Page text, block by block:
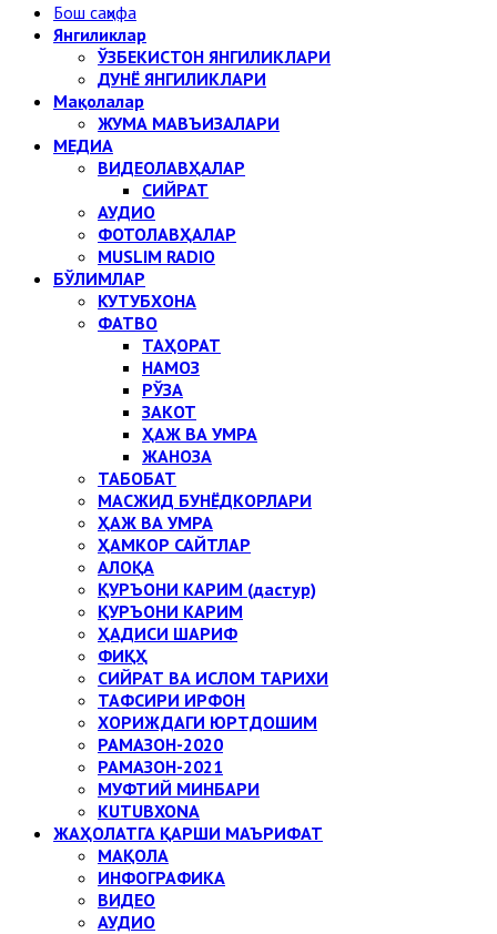
Бош саҳифа
Янгиликлар
ЎЗБЕКИСТОН ЯНГИЛИКЛАРИ
ДУНЁ ЯНГИЛИКЛАРИ
Мақолалар
ЖУМА МАВЪИЗАЛАРИ
МЕДИА
ВИДЕОЛАВҲАЛАР
СИЙРАТ
АУДИО
ФОТОЛАВҲАЛАР
MUSLIM RADIO
БЎЛИМЛАР
КУТУБХОНА
ФАТВО
ТАҲОРАТ
НАМОЗ
РЎЗА
ЗАКОТ
ҲАЖ ВА УМРА
ЖАНОЗА
ТАБОБАТ
МАСЖИД БУНЁДКОРЛАРИ
ҲАЖ ВА УМРА
ҲАМКОР САЙТЛАР
АЛОҚА
ҚУРЪОНИ КАРИМ (дастур)
ҚУРЪОНИ КАРИМ
ҲАДИСИ ШАРИФ
ФИҚҲ
СИЙРАТ ВА ИСЛОМ ТАРИХИ
ТАФСИРИ ИРФОН
ХОРИЖДАГИ ЮРТДОШИМ
РАМАЗОН-2020
РАМАЗОН-2021
МУФТИЙ МИНБАРИ
KUTUBXONA
ЖАҲОЛАТГА ҚАРШИ МАЪРИФАТ
МАҚОЛА
ИНФОГРАФИКА
ВИДЕО
АУДИО